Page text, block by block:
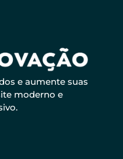
e aumente suas
moderno e